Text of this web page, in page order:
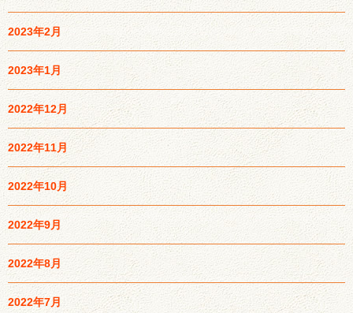
2023年2月
2023年1月
2022年12月
2022年11月
2022年10月
2022年9月
2022年8月
2022年7月